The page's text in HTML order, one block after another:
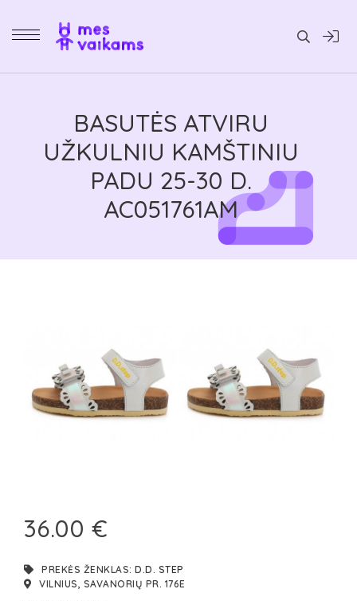
Daiktai
BASUTĖS ATVIRU
UŽKULNIU KAMŠTINIU
PADU 25-30 D.
AC051761AM
36.00 €
PREKĖS ŽENKLAS:D.D. STEP
VILNIUS, SAVANORIŲ PR. 176E